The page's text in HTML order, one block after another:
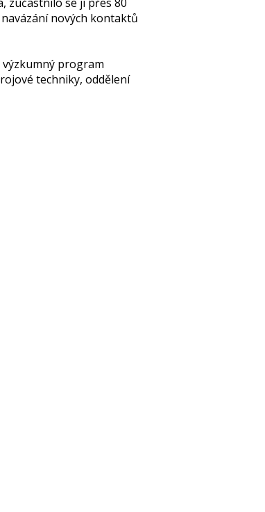
zúčastnilo se ji přes 80
nových kontaktů
výzkumný program
techniky, oddělení